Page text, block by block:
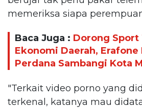
memeriksa siapa
Baca Juga : Dorong Sport
Ekonomi Daerah, Erafone
Perdana Sambangi Kota
"Terkait video porno yang
terkenal, katanya mau